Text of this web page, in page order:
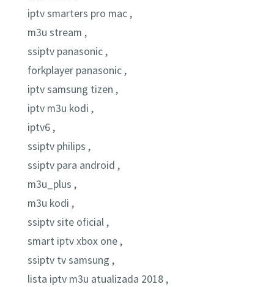
iptv smarters pro mac ,
m3u stream ,
ssiptv panasonic ,
forkplayer panasonic ,
iptv samsung tizen ,
iptv m3u kodi ,
iptv6 ,
ssiptv philips ,
ssiptv para android ,
m3u_plus ,
m3u kodi ,
ssiptv site oficial ,
smart iptv xbox one ,
ssiptv tv samsung ,
lista iptv m3u atualizada 2018 ,